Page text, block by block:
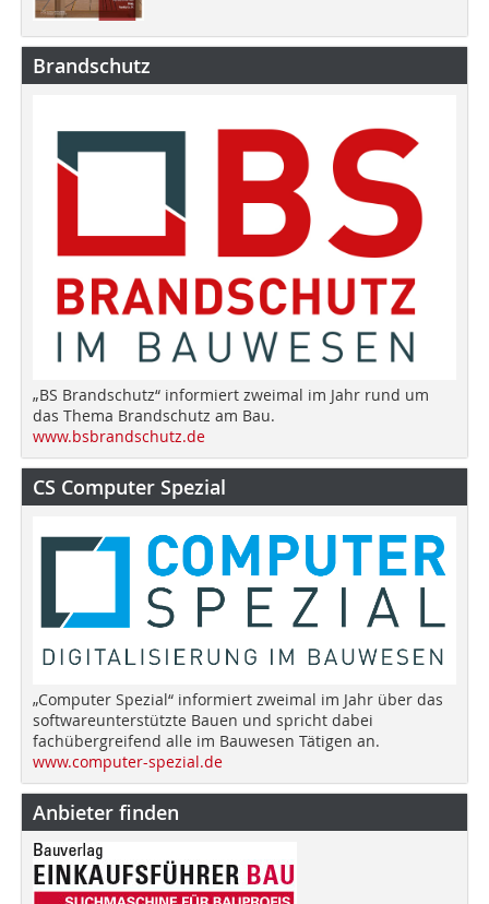
Brandschutz
„BS Brandschutz“ informiert zweimal im Jahr rund um
das Thema Brandschutz am Bau.
www.bsbrandschutz.de
CS Computer Spezial
„Computer Spezial“ informiert zweimal im Jahr über das
softwareunterstützte Bauen und spricht dabei
fachübergreifend alle im Bauwesen Tätigen an.
www.computer-spezial.de
Anbieter finden